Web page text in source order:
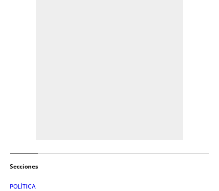
Secciones
POLÍTICA